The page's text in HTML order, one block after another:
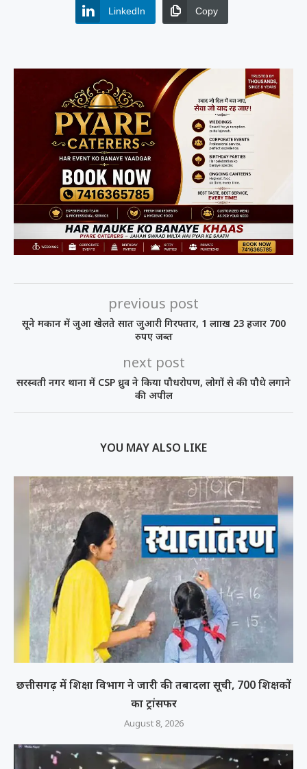
LinkedIn Copy
previous post
सूने मकान में जुआ खेलते सात जुआरी गिरफ्तार, 1 लााख 23 हजार 700
रुपए जब्त
next post
सरस्वती नगर थाना में CSP ध्रुव ने किया पौधरोपण, लोगों से की पौधे लगाने
की अपील
YOU MAY ALSO LIKE
छत्तीसगढ़ में शिक्षा विभाग ने जारी की तबादला सूची, 700 शिक्षकों
का ट्रांसफर
August 8, 2026